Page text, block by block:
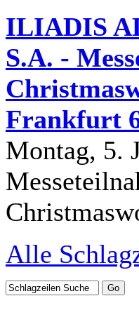
ILIADIS
S.A. -
Frankfurt
Montag, 5.
Alle